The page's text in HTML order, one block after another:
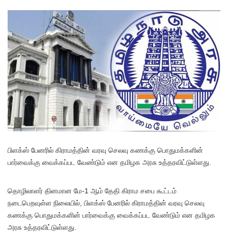
பிளக்ஸ் பேனரில் கிராமத்தின் வரவு செலவு கணக்கு பொதுமக்களின்
பார்வைக்கு வைக்கப்பட வேண்டும் என தமிழக அரசு உத்தரவிட்டுள்ளது.
தொழிலாளர் தினமான மே-1 ஆம் தேதி கிராம சபை கூட்டம்
நடைபெறவுள்ள நிலையில், பிளக்ஸ் பேனரில் கிராமத்தின் வரவு செலவு
கணக்கு பொதுமக்களின் பார்வைக்கு வைக்கப்பட வேண்டும் என தமிழக
அரசு உத்தரவிட்டுள்ளது.